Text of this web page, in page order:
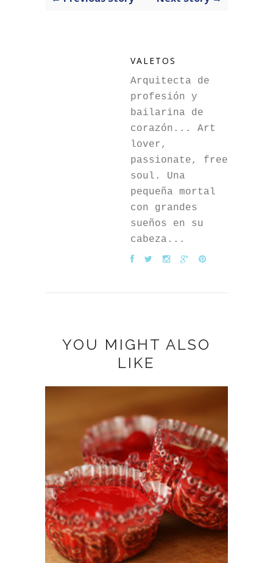
VALETOS
Arquitecta de
profesión y
bailarina de
corazón... Art
lover,
passionate, free
soul. Una
pequeña mortal
con grandes
sueños en su
cabeza...
YOU MIGHT ALSO
LIKE